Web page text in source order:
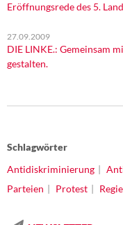
Eröffnungsrede des 5.
27.09.2009
DIE LINKE.: Gemeinsam
gestalten.
Schlagwörter
Antidiskriminierung
Parteien
Protest